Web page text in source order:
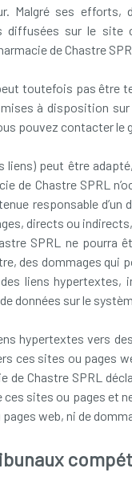
Malgré ses efforts,
diffusées sur le site
de Chastre
toutefois pas être
à disposition
pouvez contacter le
liens) peut être
de Chastre SPRL
responsable
directs ou
SPRL ne pourra
des dommages qui
liens
données sur le
hypertextes vers
ces sites ou pages
Chastre SPRL
sites ou pages et
web, ni de